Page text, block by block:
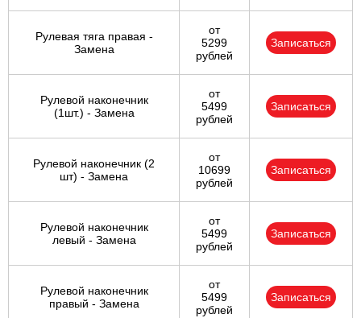
Рулевая тяга правая -
Замена
от
5299
рублей
Записаться
Рулевой наконечник
(1шт.) - Замена
от
5499
рублей
Записаться
Рулевой наконечник (2
шт) - Замена
от
10699
рублей
Записаться
Рулевой наконечник
левый - Замена
от
5499
рублей
Записаться
Рулевой наконечник
правый - Замена
от
5499
рублей
Записаться